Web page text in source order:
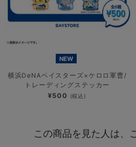
NEW
横浜DeNAベイスターズ×ケロロ軍曹/
トレーディングステッカー
¥500 (税込)
この商品を見た人は、